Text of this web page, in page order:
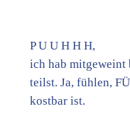
P U U H H H,
ich hab mitgeweint
teilst. Ja, fühlen,
kostbar ist.